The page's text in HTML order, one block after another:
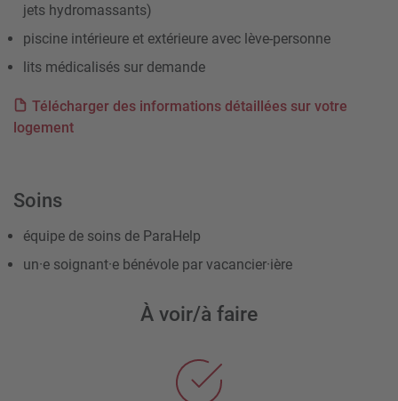
jets hydromassants)
piscine intérieure et extérieure avec lève-personne
lits médicalisés sur demande
Télécharger des informations détaillées sur votre
logement
Soins
équipe de soins de ParaHelp
un·e soignant·e bénévole par vacancier·ière
À voir/à faire